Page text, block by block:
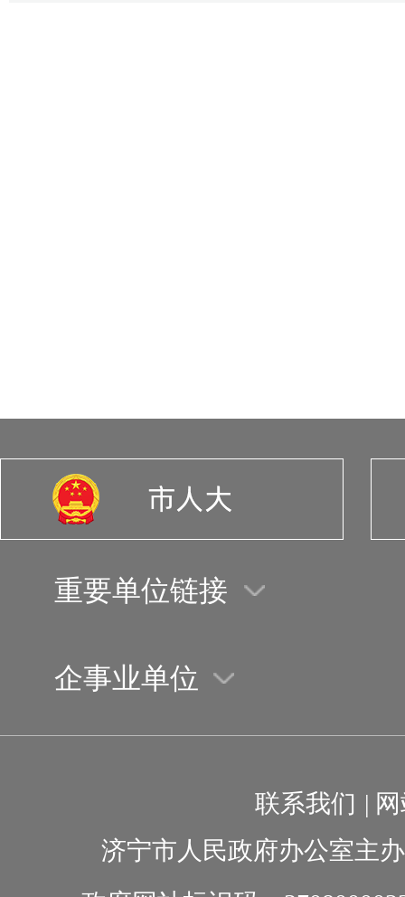
重要单位链接
企事业单位
联系我们 |
济宁市人民政府办公室主